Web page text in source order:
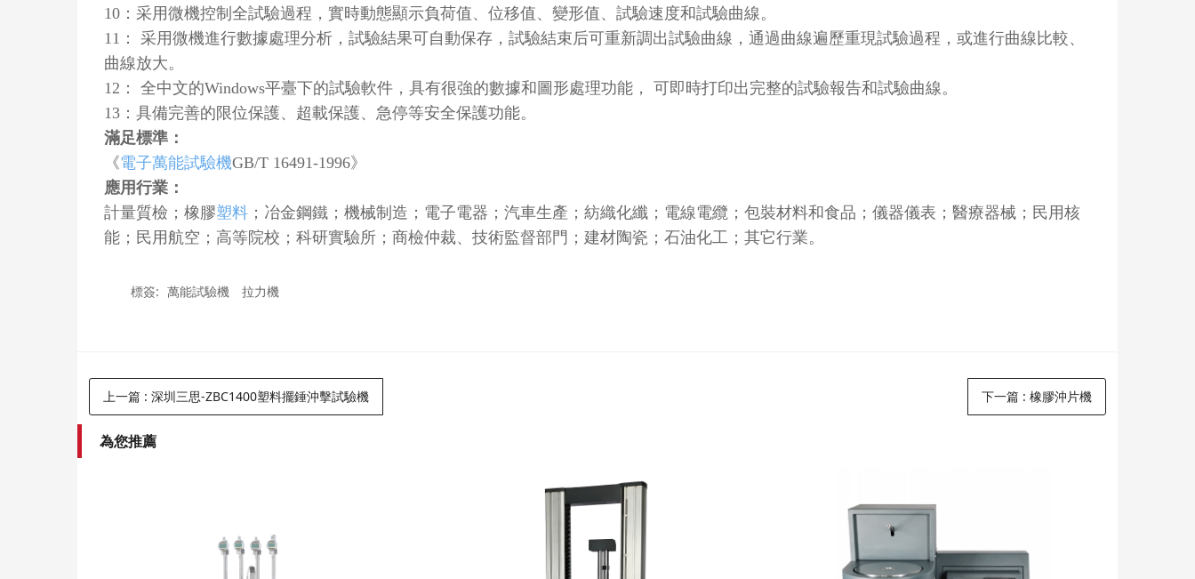
10：采用微機控制全試驗過程，實時動態顯示負荷值、位移值、變形值、試驗速度和試驗曲線。
11： 采用微機進行數據處理分析，試驗結果可自動保存，試驗結束后可重新調出試驗曲線，通過曲線遍歷重現試驗過程，或進行曲線比較、
曲線放大。
12： 全中文的Windows平臺下的試驗軟件，具有很強的數據和圖形處理功能， 可即時打印出完整的試驗報告和試驗曲線。
13：具備完善的限位保護、超載保護、急停等安全保護功能。
滿足標準：
《電子萬能試驗機GB/T 16491-1996》
應用行業：
計量質檢；橡膠塑料 ；冶金鋼鐵；機械制造；電子電器；汽車生產；紡織化纖；電線電纜；包裝材料和食品；儀器儀表；醫療器械；民用核
能；民用航空；高等院校；科研實驗所；商檢仲裁、技術監督部門；建材陶瓷；石油化工；其它行業。
標簽: 萬能試驗機 拉力機
上一篇 : 深圳三思-ZBC1400塑料擺錘沖擊試驗機 下一篇 : 橡膠沖片機
為您推薦